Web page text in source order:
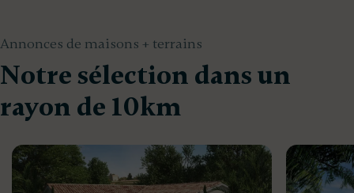
Annonces de maisons + terrains
Notre sélection dans un
rayon de 10km